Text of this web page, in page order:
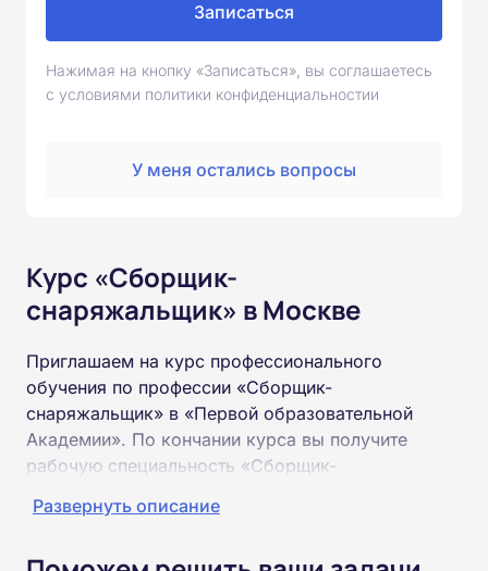
Записаться
Нажимая на кнопку «Записаться», вы соглашаетесь
с условиями политики конфиденциальностии
У меня остались вопросы
Курс «Сборщик-
снаряжальщик» в Москве
Приглашаем на курс профессионального
обучения по профессии «Сборщик-
снаряжальщик» в «Первой образовательной
Академии». По кончании курса вы получите
рабочую специальность «Сборщик-
Развернуть описание